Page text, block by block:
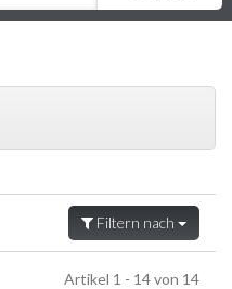
Filtern nach
Artikel 1 - 14 von 14